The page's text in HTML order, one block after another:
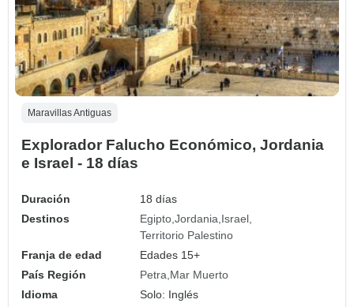
Maravillas Antiguas
Explorador Falucho Económico, Jordania
e Israel - 18 días
Duración
18 días
Destinos
Egipto Jordania Israel
Territorio Palestino
Franja de edad
Edades 15+
País Región
Petra Mar Muerto
Idioma
Solo: Inglés